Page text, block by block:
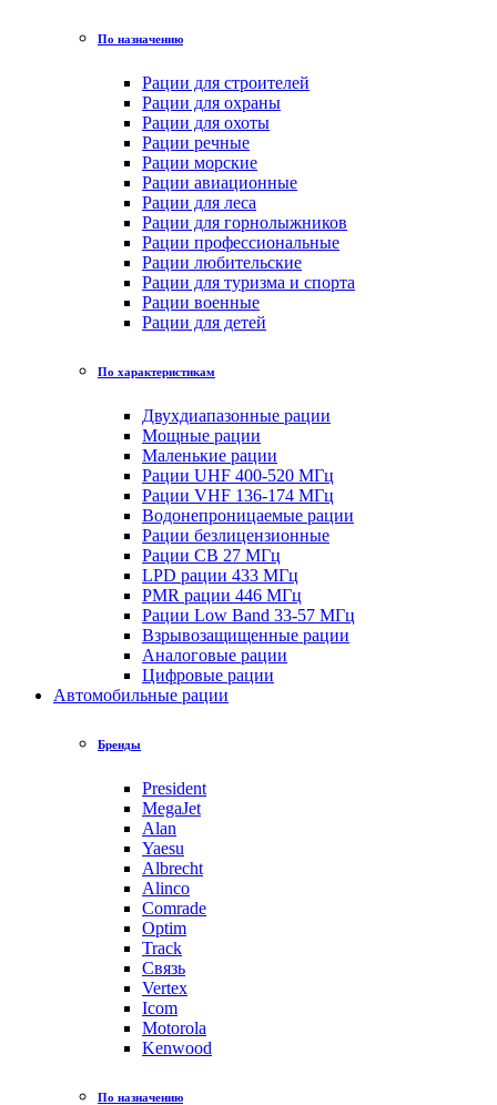
По назначению
Рации для строителей
Рации для охраны
Рации для охоты
Рации речные
Рации морские
Рации авиационные
Рации для леса
Рации для горнолыжников
Рации профессиональные
Рации любительские
Рации для туризма и спорта
Рации военные
Рации для детей
По характеристикам
Двухдиапазонные рации
Мощные рации
Маленькие рации
Рации UHF 400-520 МГц
Рации VHF 136-174 МГц
Водонепроницаемые рации
Рации безлицензионные
Рации CB 27 МГц
LPD рации 433 МГц
PMR рации 446 МГц
Рации Low Band 33-57 МГц
Взрывозащищенные рации
Аналоговые рации
Цифровые рации
Автомобильные рации
Бренды
President
MegaJet
Alan
Yaesu
Albrecht
Alinco
Comrade
Optim
Track
Связь
Vertex
Icom
Motorola
Kenwood
По назначению